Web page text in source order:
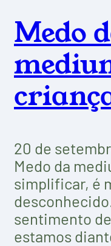
Medo
20 de
Medo da
simplificar, é
sentimento
estamos